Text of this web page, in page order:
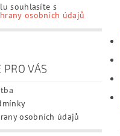
souhlasíte s
osobních údajů
VÁS
osobních údajů